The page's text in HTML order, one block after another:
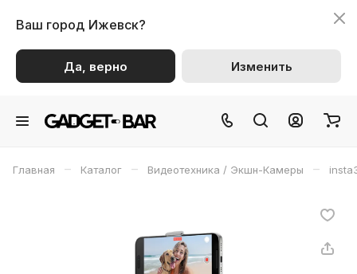
Ваш город Ижевск?
Да, верно Изменить
Главная – Каталог – Видеотехника / Экшн-Камеры –